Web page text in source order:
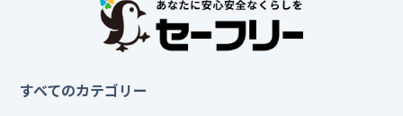
すべてのカテゴリー